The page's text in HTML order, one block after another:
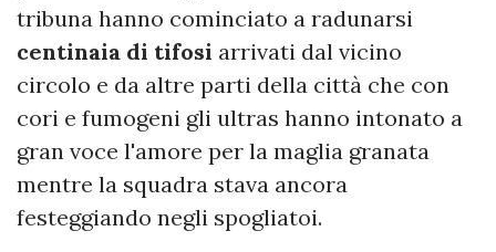
tribuna hanno cominciato a radunarsi
centinaia di tifosi arrivati dal vicino
circolo e da altre parti della città che con
cori e fumogeni gli ultras hanno intonato a
gran voce l'amore per la maglia granata
mentre la squadra stava ancora
festeggiando negli spogliatoi.